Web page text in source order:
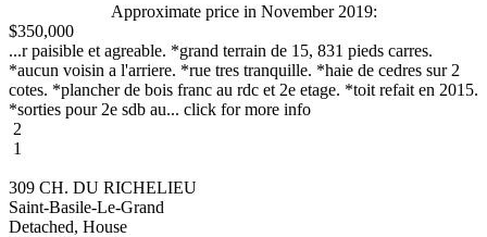
Approximate price in November 2019:
$350,000
...r paisible et agreable. *grand terrain de 15, 831 pieds carres.
*aucun voisin a l'arriere. *rue tres tranquille. *haie de cedres sur 2
cotes. *plancher de bois franc au rdc et 2e etage. *toit refait en 2015.
*sorties pour 2e sdb au... click for more info
2
1
309 CH. DU RICHELIEU
Saint-Basile-Le-Grand
Detached, House